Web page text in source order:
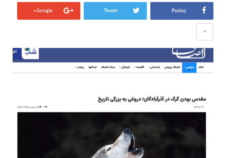
Paylaş
Tweet
Google+
+